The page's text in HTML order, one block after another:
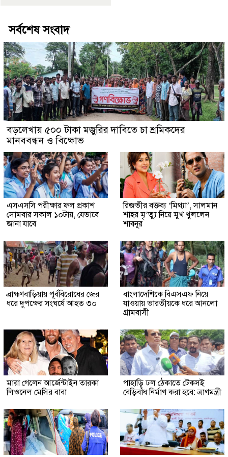
সর্বশেষ সংবাদ
বড়লেখায় ৫০০ টাকা মজুরির দাবিতে চা শ্রমিকদের
মানববন্ধন ও বিক্ষোভ
এসএসসি পরীক্ষার ফল প্রকাশ
সোমবার সকাল ১০টায়, যেভাবে
জানা যাবে
রিজভীর বক্তব্য ‘মিথ্যা’, সালমান
শাহর মৃ’ত্যু নিয়ে মুখ খুললেন
শাবনূর
ব্রাহ্মণবাড়িয়ায় পূর্ববিরোধের জের
ধরে দুপক্ষের সংঘর্ষে আহত ৩০
বাংলাদেশিকে বিএসএফ নিয়ে
যাওয়ায় ভারতীয়কে ধরে আনলো
গ্রামবাসী
মারা গেলেন আর্জেন্টাইন তারকা
লিওনেল মেসির বাবা
পাহাড়ি ঢল ঠেকাতে টেকসই
বেড়িবাঁধ নির্মাণ করা হবে: ত্রাণমন্ত্রী